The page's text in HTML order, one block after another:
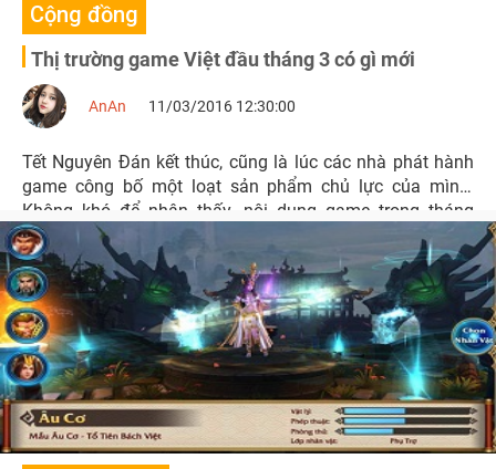
Cộng đồng
Thị trường game Việt đầu tháng 3 có gì mới
AnAn 11/03/2016 12:30:00
Tết Nguyên Đán kết thúc, cũng là lúc các nhà phát hành
game công bố một loạt sản phẩm chủ lực của mình.
Không khó để nhận thấy, nội dung game trong tháng
đang bị áp đảo bởi cốt truyện kiếm hiệp, võ thuật cổ
trang.